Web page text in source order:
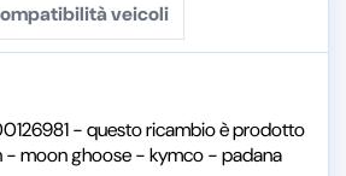
veicoli
- questo ricambio è prodotto
moon ghoose - kymco - padana